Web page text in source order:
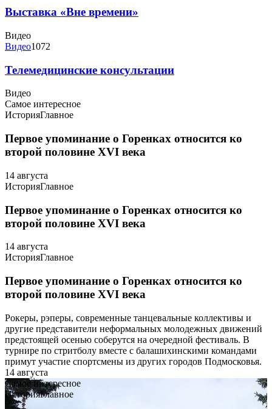
Выставка «Вне времени»
Видео
Видео1072
Телемедицинские консультации
Видео
Самое интересное
ИсторияГлавное
Первое упоминание о Горенках относится ко
второй половине XVI века
14 августа
ИсторияГлавное
Первое упоминание о Горенках относится ко
второй половине XVI века
14 августа
ИсторияГлавное
Первое упоминание о Горенках относится ко
второй половине XVI века
Рокеры, рэперы, современные танцевальные коллективы и
другие представители неформальных молодежных движений
предстоящей осенью соберутся на очередной фестиваль. В
турнире по стритболу вместе с балашихинскими командами
примут участие спортсмены из других городов Подмосковья.
14 августа
Самое интересное
ИсторияГлавное